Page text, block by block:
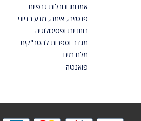
אמנות ונובלות גרפיות
פנטזיה, אימה, מדע בדיוני
רוחניות ופסיכולוגיה
מגדר וספרות להטב"קית
מלח מים
פואנטה